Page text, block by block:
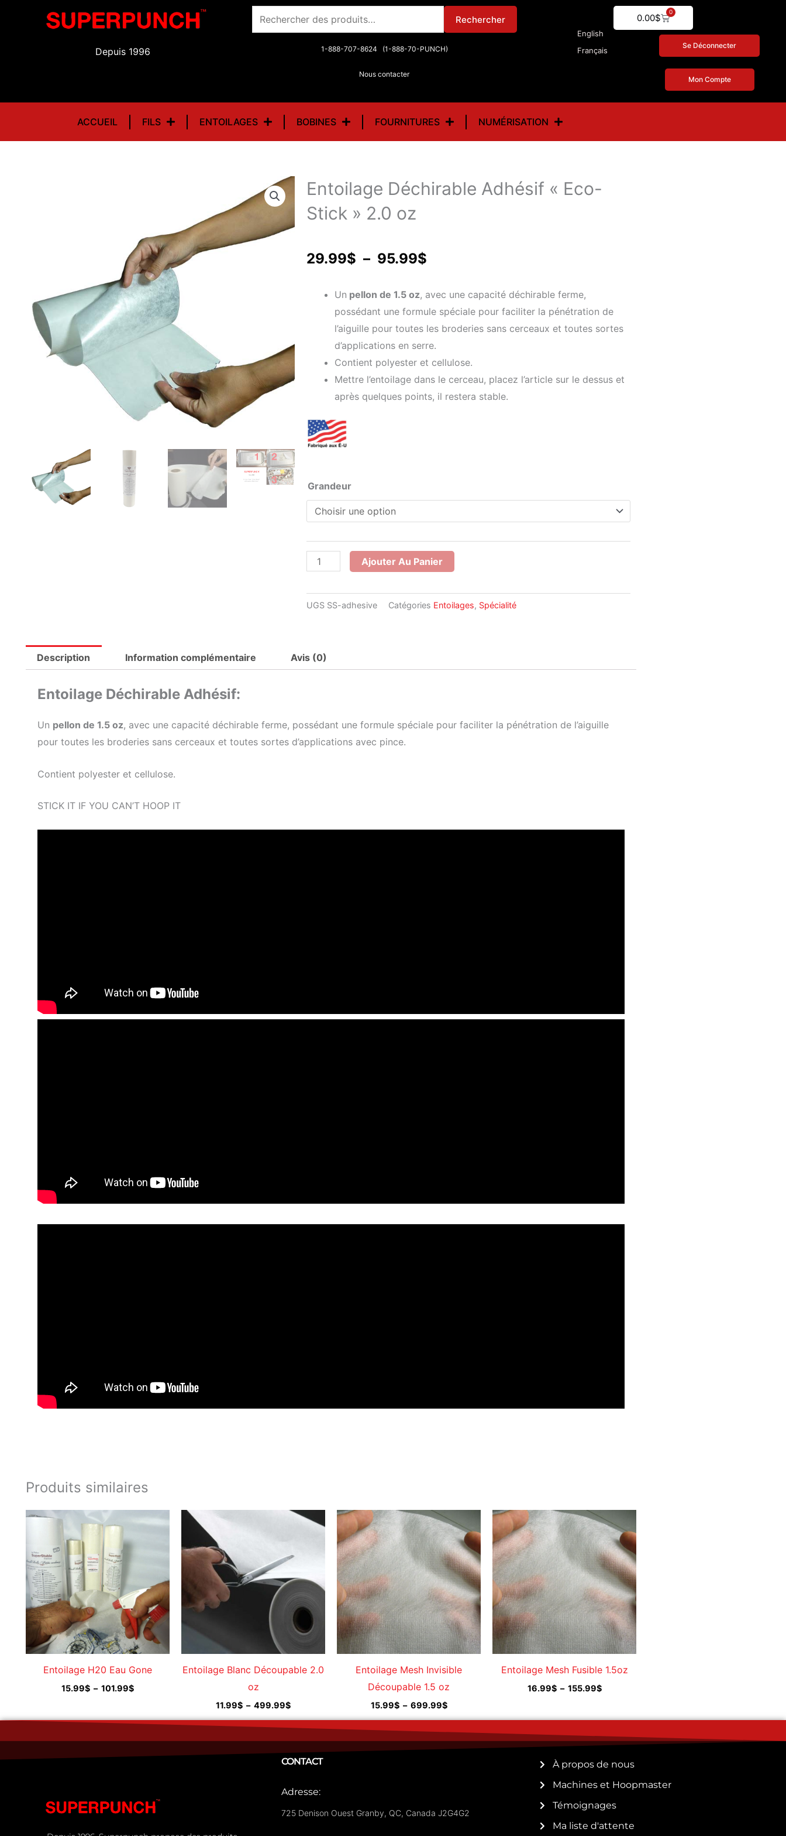
Depuis 1996
Rechercher : Rechercher
1-888-707-8624 (1-888-70-PUNCH)
Nous contacter
0.00$
0
Cart
English
Français
Se Déconnecter
Mon Compte
ACCUEIL FILS ENTOILAGES BOBINES FOURNITURES NUMÉRISATION
Entoilage Déchirable Adhésif « Eco-
Stick » 2.0 oz
29.99$ – 95.99$Plage
prix :
29.99$
à
95.99$
Un pellon de 1.5 oz, avec une capacité déchirable ferme,
possédant une formule spéciale pour faciliter la pénétration de
l’aiguille pour toutes les broderies sans cerceaux et toutes sortes
d’applications en serre.
Contient polyester et cellulose.
Mettre l’entoilage dans le cerceau, placez l’article sur le dessus et
après quelques points, il restera stable.
Grandeur
quantité
de
Entoilage
Adhésif
"Eco-
2.0
Ajouter Au Panier
UGS SS-adhesive Catégories Entoilages, Spécialité
Description Information complémentaire Avis (0)
Entoilage Déchirable Adhésif:
Un pellon de 1.5 oz, avec une capacité déchirable ferme, possédant une formule spéciale pour faciliter la pénétration de l’aiguille
pour toutes les broderies sans cerceaux et toutes sortes d’applications avec pince.
Contient polyester et cellulose.
STICK IT IF YOU CAN’T HOOP IT
Produits similaires
Entoilage H20 Eau Gone
15.99$ – 101.99$
de
Entoilage Blanc Découpable 2.0
oz
11.99$ – 499.99$
Plage
à
Entoilage Mesh Invisible
Découpable 1.5 oz
15.99$ – 699.99$
de
prix :
15.99$
à
699.99$
Entoilage Mesh Fusible 1.5oz
16.99$ – 155.99$
Plage
de
prix :
16.99$
à
155.99$
CONTACT
Adresse:
725 Denison Ouest Granby, QC, Canada J2G4G2
À propos de nous
Machines et Hoopmaster
Témoignages
Ma liste d'attente